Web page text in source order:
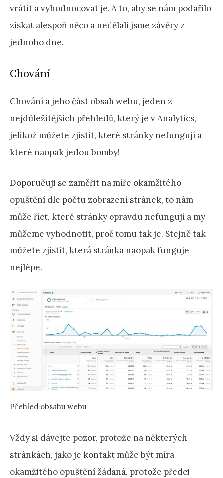
vrátit a vyhodnocovat je. A to, aby se nám podařilo
získat alespoň něco a nedělali jsme závěry z
jednoho dne.
Chování
Chování a jeho část obsah webu, jeden z
nejdůležitějších přehledů, který je v Analytics,
jelikož můžete zjistit, které stránky nefungují a
které naopak jedou bomby!
Doporučuji se zaměřit na míře okamžitého
opuštění dle počtu zobrazení stránek, to nám
může říct, které stránky opravdu nefungují a my
můžeme vyhodnotit, proč tomu tak je. Stejně tak
můžete zjistit, která stránka naopak funguje
nejlépe.
Přehled obsahu webu
Vždy si dávejte pozor, protože na některých
stránkách, jako je kontakt může být míra
okamžitého opuštění žádaná, protože předci